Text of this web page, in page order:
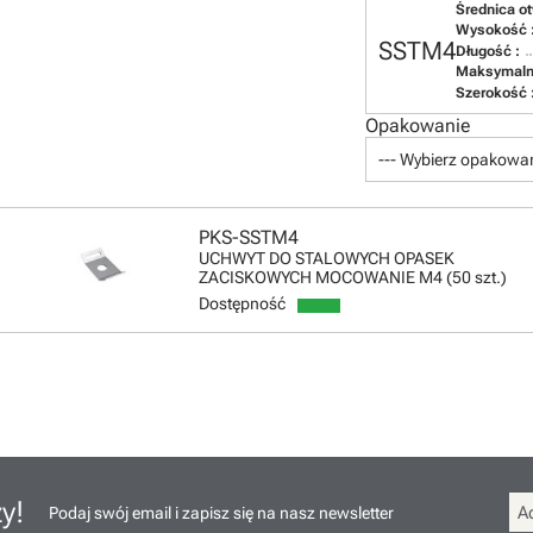
SSTM4
Średnica
Wysokość :
Długość :
Szerokość :
Opakowanie
--- Wybierz
PKS-SSTM4
UCHWYT DO STALOWYCH OPASEK
ZACISKOWYCH MOCOWANIE M4 (50 szt.)
Dostępność
Podaj swój email i zapisz się na nasz newsletter